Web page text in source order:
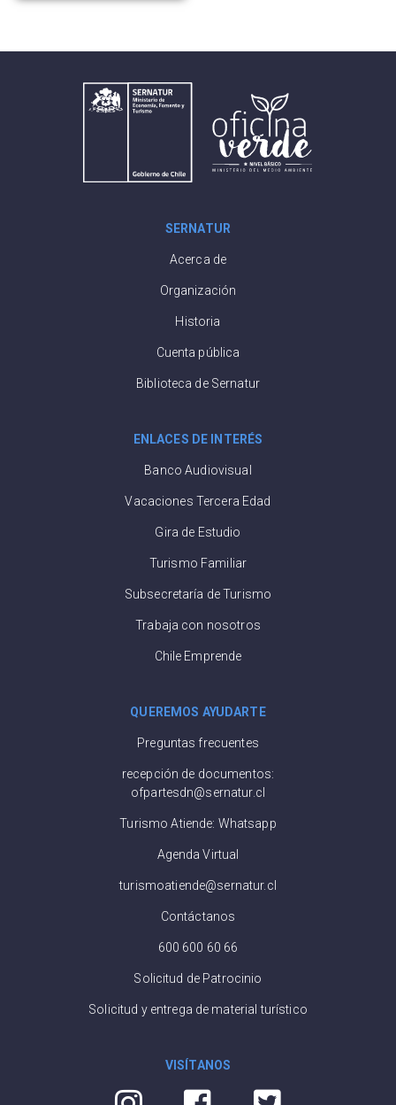
SERNATUR
Acerca de
Organización
Historia
Cuenta pública
Biblioteca de Sernatur
ENLACES DE INTERÉS
Banco Audiovisual
Vacaciones Tercera Edad
Gira de Estudio
Turismo Familiar
Subsecretaría de Turismo
Trabaja con nosotros
Chile Emprende
QUEREMOS AYUDARTE
Preguntas frecuentes
recepción de documentos:
ofpartesdn@sernatur.cl
Turismo Atiende: Whatsapp
Agenda Virtual
turismoatiende@sernatur.cl
Contáctanos
600 600 60 66
Solicitud de Patrocinio
Solicitud y entrega de material turístico
VISÍTANOS